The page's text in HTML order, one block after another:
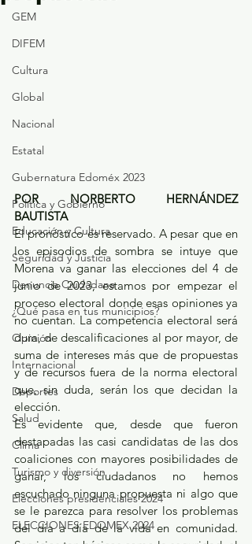
GEM
DIFEM
Cultura
Global
Nacional
Estatal
Gubernatura Edoméx 2023
Política y Gobierno
Educación y Cultura
Seguridad y Justicia
Denuncia Ciudadana
¿Qué pasa en tus municipios?
Opinión
Internacional
Deportes
Salud
Clima
Turismo y diversión
Elecciones presidenciales 2024
ELECCIONES EDOMEX 2024
POR NORBERTO HERNÁNDEZ
BAUTISTA
El pronóstico es reservado. A pesar que en
los episodios de sombra se intuye que
Morena va ganar las elecciones del 4 de
junio de 2023, estamos por empezar el
proceso electoral donde esas opiniones ya
no cuentan. La competencia electoral será
dura, de descalificaciones al por mayor, de
suma de intereses más que de propuestas
y de recursos fuera de la norma electoral
que, sin duda, serán los que decidan la
elección.
Es evidente que, desde que fueron
destapadas las casi candidatas de las dos
coaliciones con mayores posibilidades de
ganar, los ciudadanos no hemos
escuchado ninguna propuesta ni algo que
se le parezca para resolver los problemas
del día a día de la vida en comunidad.